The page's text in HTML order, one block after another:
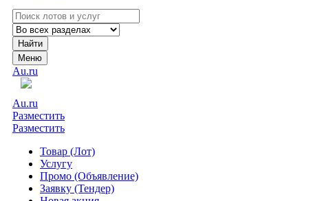
Найти
Меню
Au.ru
Au.ru
Разместить
Разместить
Товар (Лот)
Услугу
Промо (Объявление)
Заявку (Тендер)